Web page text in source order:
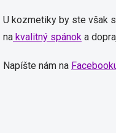
U kozmetiky by ste však
na kvalitný spánok a
Napíšte nám na